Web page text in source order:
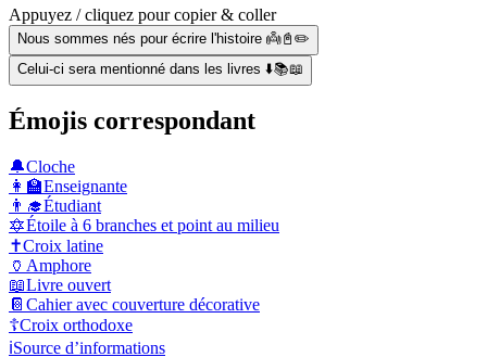
Appuyez / cliquez pour copier & coller
Nous sommes nés pour écrire l'histoire 👼📓✏️
Celui-ci sera mentionné dans les livres ⬇️📚📖
Émojis correspondant
🔔Cloche
👩‍🏫Enseignante
👨‍🎓Étudiant
🔯Étoile à 6 branches et point au milieu
✝️Croix latine
🏺 Amphore
📖Livre ouvert
📔 Cahier avec couverture décorative
☦️Croix orthodoxe
ℹ️Source d’informations